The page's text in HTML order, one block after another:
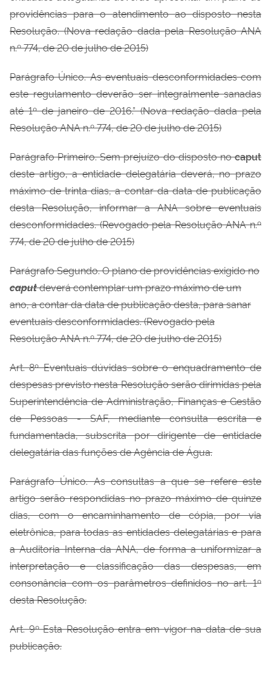
providências para o atendimento ao disposto nesta
Resolução. (Nova redação dada pela Resolução ANA
n.º 774, de 20 de julho de 2015)
Parágrafo Único. As eventuais desconformidades com
este regulamento deverão serintegralmente sanadas
até 1º de janeiro de 2016.” (Nova redação dada pela
Resolução ANA n.º 774, de 20 de julho de 2015)
Parágrafo Primeiro. Sem prejuízo do disposto nocaput
deste artigo, a entidadedelegatária deverá, no prazo
máximo de trinta dias, a contar da data de publicação
desta Resolução, informar a ANA sobre eventuais
desconformidades.(Revogado pela Resolução ANA n.º
774, de 20 de julho de 2015)
Parágrafo Segundo. O plano de providências exigido no
caputdeverá contemplar umprazo máximo de um
ano, a contar da data de publicação desta, para sanar
eventuaisdesconformidades.(Revogado pela
Resolução ANA n.º 774, de 20 de julho de 2015)
Art. 8º Eventuais dúvidas sobre o enquadramento de
despesas previsto nesta Resolução serão dirimidas pela
Superintendência de Administração, Finanças e Gestão
de Pessoas - SAF, mediante consulta escrita e
fundamentada, subscrita por dirigente de entidade
delegatária das funções de Agência de Água.
Parágrafo Único. As consultas a que se refere este
artigo serão respondidas no prazomáximo de quinze
dias, com o encaminhamento de cópia, por via
eletrônica, para todas as entidades delegatárias e para
a Auditoria Interna da ANA, de forma a uniformizar a
interpretação e classificação das despesas, em
consonância com os parâmetros definidos no art. 1º
desta Resolução.
Art. 9º Esta Resolução entra em vigor na data de sua
publicação.